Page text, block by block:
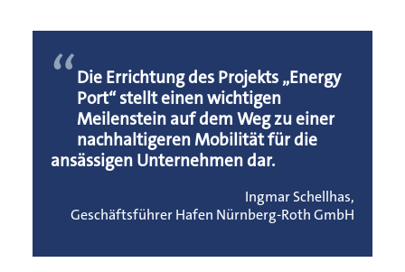
“Die Errichtung des Projekts „Energy
Port“ stellt einen wichtigen
Meilenstein auf dem Weg zu einer
nachhaltigeren Mobilität für die
ansässigen Unternehmen dar.
Ingmar Schellhas,
Geschäftsführer Hafen Nürnberg-Roth GmbH